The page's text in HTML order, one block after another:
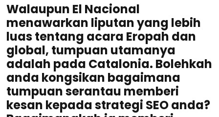
Walaupun El Nacional
menawarkan liputan yang lebih
luas tentang acara Eropah dan
global, tumpuan utamanya
adalah pada Catalonia. Bolehkah
anda kongsikan bagaimana
tumpuan serantau memberi
kesan kepada strategi SEO anda?